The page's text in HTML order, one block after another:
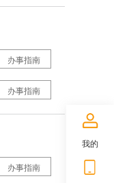
办事指南
办事指南
办事指南
我的